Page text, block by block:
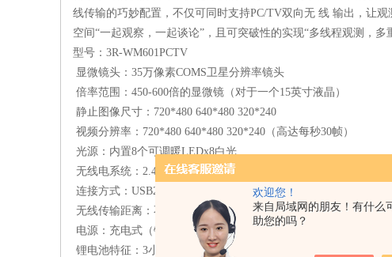
欢迎您！
来自局域网的朋友！有什么
助您的吗？
线传输的巧妙配置，不仅可同时支持PC/TV双向无 线 输出，让
空间“一起观察，一起谈论”，且可突破性的实现“多线程观测，多
型号：3R-WM601PCTV
显微镜头：35万像素COMS卫星分辨率镜头
倍率范围：450-600倍的显微镜（对于一个15英寸液晶）
静止图像尺寸：720*480 640*480 320*240
视频分辨率：720*480 640*480 320*240（高达每秒30帧）
光源：内置8个可调暖LEDx8白光
无线电系统：2.4GHz无线电系统（发送/接收器）
连接方式：USB2.0
无线传输距离：不小于5米
电源：充电式（锂离子聚合物电池）
锂电池特征：3小时左右